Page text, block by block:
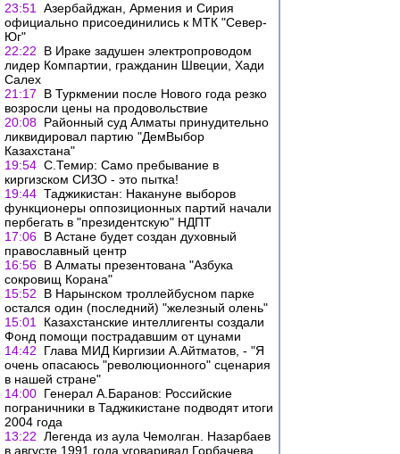
23:51
Азербайджан, Армения и Сирия
официально присоединились к МТК "Север-
Юг"
22:22
В Ираке задушен электропроводом
лидер Компартии, гражданин Швеции, Хади
Салех
21:17
В Туркмении после Нового года резко
возросли цены на продовольствие
20:08 Районный суд Алматы принудительно
ликвидировал партию "ДемВыбор
Казахстана"
19:54 С.Темир: Само пребывание в
киргизском СИЗО - это пытка!
19:44 Таджикистан: Накануне выборов
функционеры оппозиционных партий начали
пербегать в "президентскую" НДПТ
17:06 В Астане будет создан духовный
православный центр
16:56 В Алматы презентована "Азбука
сокровищ Корана"
15:52
В Нарынском троллейбусном парке
остался один (последний) "железный олень"
15:01
Казахстанские интеллигенты создали
Фонд помощи пострадавшим от цунами
14:42
Глава МИД Киргизии А.Айтматов, - "Я
очень опасаюсь "революционного" сценария
в нашей стране"
14:00 Генерал А.Баранов: Российские
пограничники в Таджикистане подводят итоги
2004 года
13:22 Легенда из аула Чемолган. Назарбаев
в августе 1991 года уговаривал Горбачева